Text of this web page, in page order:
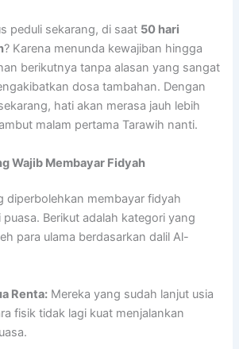
peduli sekarang, di saat 50 hari
? Karena menunda kewajiban hingga
berikutnya tanpa alasan yang sangat
dosa tambahan. Dengan
hati akan merasa jauh lebih
malam pertama Tarawih nanti.
Wajib Membayar Fidyah
diperbolehkan membayar fidyah
Berikut adalah kategori yang
para ulama berdasarkan dalil Al-
Renta: Mereka yang sudah lanjut usia
fisik tidak lagi kuat menjalankan